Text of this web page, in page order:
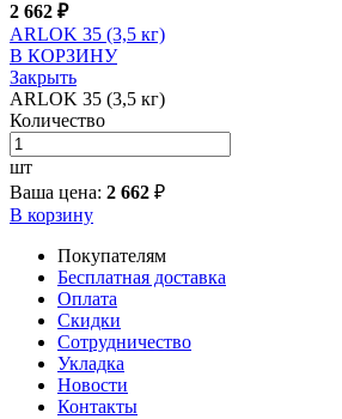
2 662 ₽
ARLOK 35 (3,5 кг)
В КОРЗИНУ
Закрыть
ARLOK 35 (3,5 кг)
Количество
шт
Ваша цена: 2 662 ₽
В корзину
Покупателям
Бесплатная доставка
Оплата
Скидки
Сотрудничество
Укладка
Новости
Контакты